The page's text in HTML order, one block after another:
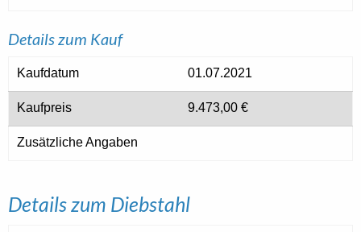
Details zum Kauf
Kaufdatum 01.07.2021
Kaufpreis 9.473,00 €
Zusätzliche Angaben
Details zum Diebstahl